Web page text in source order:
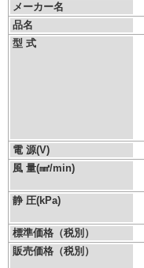
メーカー名
品名
型 式
電 源(V)
風 量(㎣/min)
静 圧(kPa)
標準価格（税別）
販売価格（税別）